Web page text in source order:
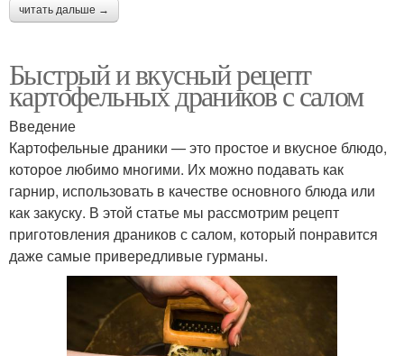
читать дальше →
Быстрый и вкусный рецепт
картофельных драников с салом
Введение
Картофельные драники — это простое и вкусное блюдо,
которое любимо многими. Их можно подавать как
гарнир, использовать в качестве основного блюда или
как закуску. В этой статье мы рассмотрим рецепт
приготовления драников с салом, который понравится
даже самые привередливые гурманы.